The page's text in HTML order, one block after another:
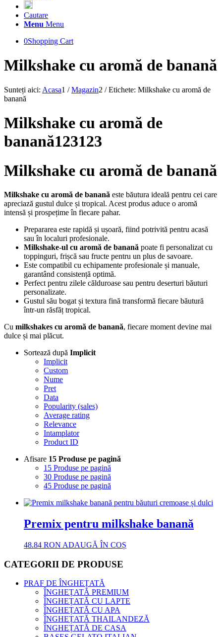
Cautare
Menu Menu
0Shopping Cart
Milkshake cu aromă de banană
Sunteți aici: Acasa1 / Magazin2 / Etichete: Milkshake cu aromă de
banană
Milkshake cu aromă de
banană123123
Milkshake cu aromă de banană
Milkshake cu aromă de banană este băutura ideală pentru cei care
apreciază gustul dulce și tropical. Acest produs aduce o aromă
intensă și prospețime în fiecare pahar.
Prepararea este rapidă și ușoară, fiind potrivită pentru acasă
sau în localuri profesionale.
Milkshake-ul cu aromă de banană poate fi personalizat cu
toppinguri, frișcă sau fructe pentru un plus de savoare.
Este compatibil cu echipamente profesionale și manuale,
garantând consistență optimă.
Perfect pentru zilele călduroase sau pentru deserturi băuturi
personalizate.
Gustul său bogat și textura fină transformă fiecare băutură
într-un răsfăț tropical.
Cu milkshakes cu aromă de banană, fiecare moment devine mai
dulce și mai plăcut.
Sortează după Implicit
Implicit
Custom
Nume
Pret
Data
Popularity (sales)
Average rating
Relevance
Intamplator
Product ID
Afisare 15 Produse pe pagină
15 Produse pe pagină
30 Produse pe pagină
45 Produse pe pagină
Premix pentru milkshake banană
48.84 RON ADAUGĂ ÎN COȘ
CATEGORII DE PRODUSE
PRAF DE ÎNGHEȚATĂ
ÎNGHEȚATĂ PREMIUM
ÎNGHEȚATĂ CU LAPTE
ÎNGHEȚATĂ CU APA
ÎNGHEȚATĂ THAILANDEZĂ
ÎNGHEȚATĂ DE CASA